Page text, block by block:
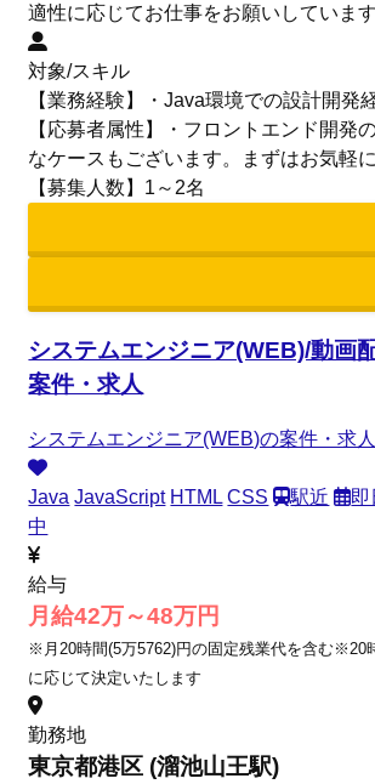
適性に応じてお仕事をお願いしていま
対象/スキル
【業務経験】・Java環境での設計開
【応募者属性】・フロントエンド開
なケースもございます。まずはお気軽
【募集人数】1～2名
システムエンジニア(WEB)/動画
案件・求人
システムエンジニア(WEB)の案件・求人
Java JavaScript HTML CSS 駅近
中
給与
月給42万～48万円
※月20時間(5万5762)円の固定残業代を含む
に応じて決定いたします
勤務地
東京都港区 (溜池山王駅)